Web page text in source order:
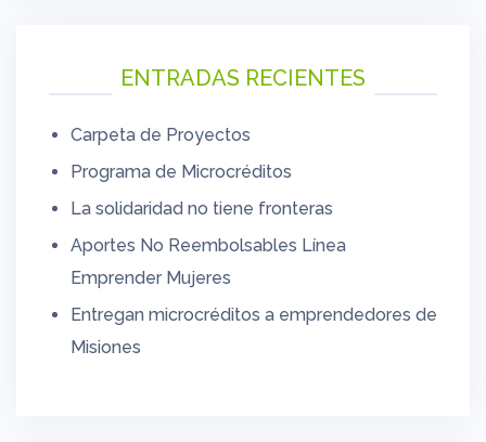
ENTRADAS RECIENTES
Carpeta de Proyectos
Programa de Microcréditos
La solidaridad no tiene fronteras
Aportes No Reembolsables Línea
Emprender Mujeres
Entregan microcréditos a emprendedores de
Misiones